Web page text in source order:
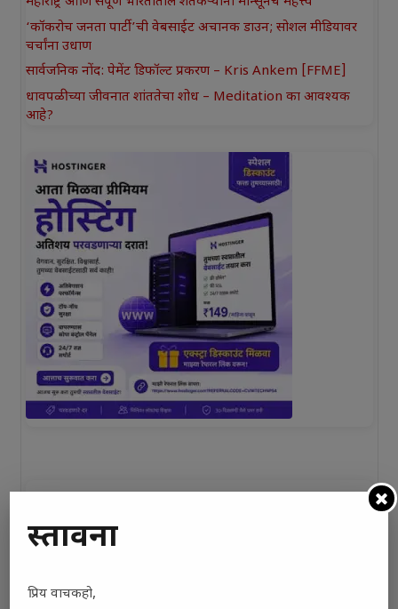
‘कॉकरोच जनता पार्टी’ची वेबसाईट अचानक डाउन; सोशल मीडियावर
चर्चांना उधाण
सार्वजनिक नोंद: पेमेंट डिफॉल्ट प्रकरण – Kris Ankem [FFME]
धावपळीच्या जीवनात शांततेचा शोध – Meditation का आवश्यक
आहे?
प्रस्तावना
प्रिय वाचकहो,